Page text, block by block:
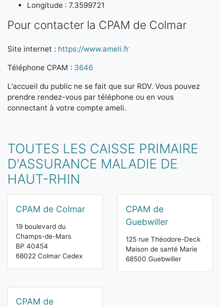
Longitude : 7.3599721
Pour contacter la CPAM de Colmar
Site internet : https://www.ameli.fr
Téléphone CPAM : 3646
L'accueil du public ne se fait que sur RDV. Vous pouvez
prendre rendez-vous par téléphone ou en vous
connectant à votre compte ameli.
TOUTES LES CAISSE PRIMAIRE
D'ASSURANCE MALADIE DE
HAUT-RHIN
CPAM de Colmar
19 boulevard du
Champs-de-Mars
BP 40454
68022 Colmar Cedex
CPAM de
Guebwiller
125 rue Théodore-Deck
Maison de santé Marie
68500 Guebwiller
CPAM de